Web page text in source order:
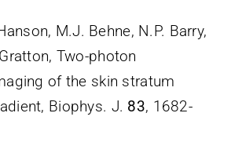
M.J. Behne, N.P. Barry,
Two-photon
of the skin stratum
Biophys. J. 83, 1682-